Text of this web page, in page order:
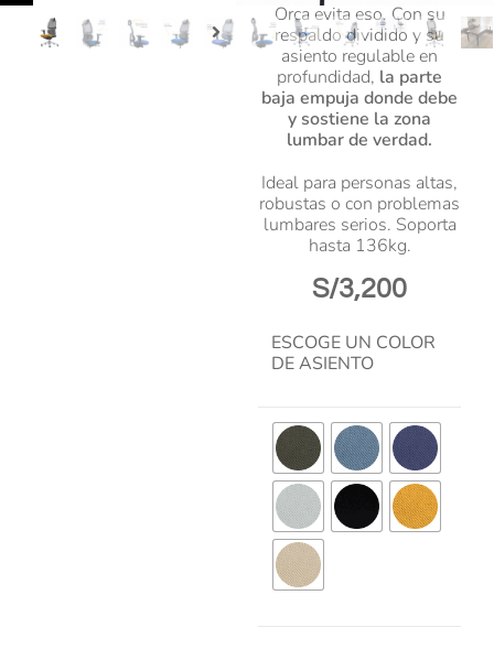
Orca evita eso. Con su
respaldo dividido y su
asiento regulable en
profundidad, la parte
baja empuja donde debe
y sostiene la zona
lumbar de verdad.
Ideal para personas altas,
robustas o con problemas
lumbares serios. Soporta
hasta 136kg.
S/3,200
ESCOGE UN COLOR
DE ASIENTO